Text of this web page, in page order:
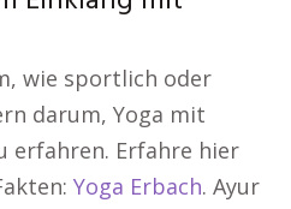
wie sportlich oder
darum, Yoga mit
erfahren. Erfahre hier
Yoga Erbach. Ayur